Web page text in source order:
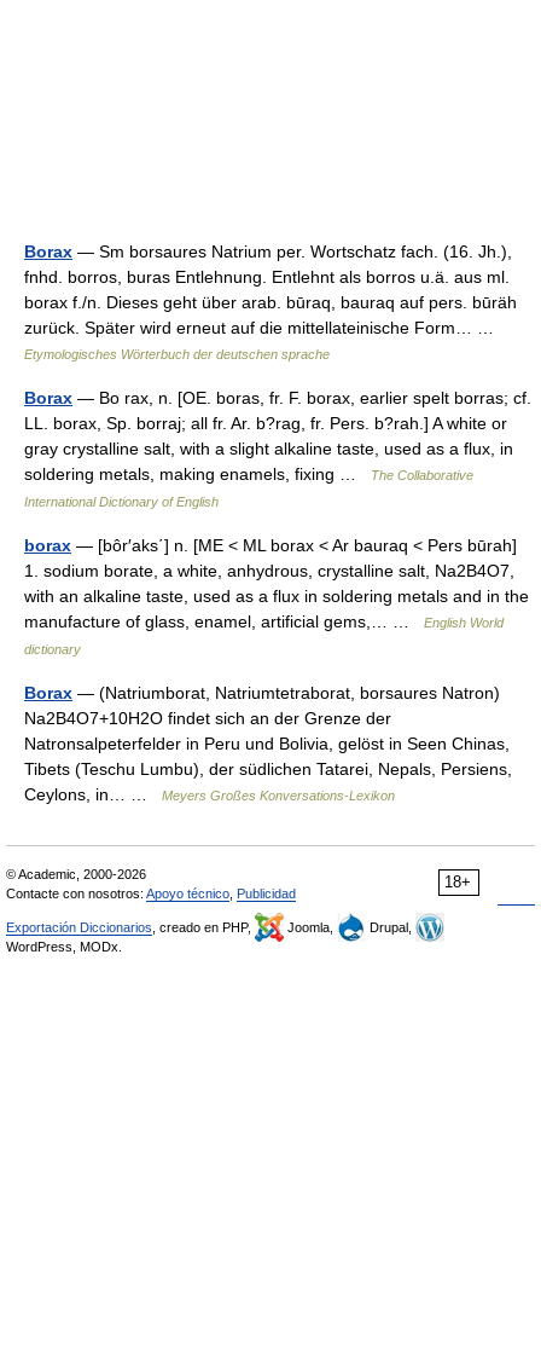
Borax — Sm borsaures Natrium per. Wortschatz fach. (16. Jh.),
fnhd. borros, buras Entlehnung. Entlehnt als borros u.ä. aus ml.
borax f./n. Dieses geht über arab. būraq, bauraq auf pers. būräh
zurück. Später wird erneut auf die mittellateinische Form… …
Etymologisches Wörterbuch der deutschen sprache
Borax — Bo rax, n. [OE. boras, fr. F. borax, earlier spelt borras; cf.
LL. borax, Sp. borraj; all fr. Ar. b?rag, fr. Pers. b?rah.] A white or
gray crystalline salt, with a slight alkaline taste, used as a flux, in
soldering metals, making enamels, fixing …
The Collaborative
International Dictionary of English
borax — [bôr′aks΄] n. [ME < ML borax < Ar bauraq < Pers būrah]
1. sodium borate, a white, anhydrous, crystalline salt, Na2B4O7,
with an alkaline taste, used as a flux in soldering metals and in the
manufacture of glass, enamel, artificial gems,… …
English World
dictionary
Borax — (Natriumborat, Natriumtetraborat, borsaures Natron)
Na2B4O7+10H2O findet sich an der Grenze der
Natronsalpeterfelder in Peru und Bolivia, gelöst in Seen Chinas,
Tibets (Teschu Lumbu), der südlichen Tatarei, Nepals, Persiens,
Ceylons, in… …
Meyers Großes Konversations-Lexikon
18+
© Academic, 2000-2026
Contacte con nosotros: Apoyo técnico Publicidad
Exportación Diccionarios , creado en PHP, Joomla,
Drupal,
WordPress, MODx.